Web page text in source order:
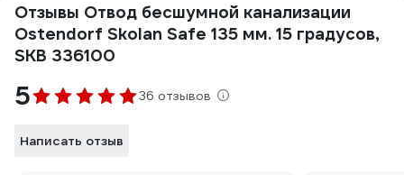
Отзывы Отвод бесшумной канализации
Ostendorf Skolan Safe 135 мм. 15 градусов,
SKB 336100
5 36 отзывов
Написать отзыв